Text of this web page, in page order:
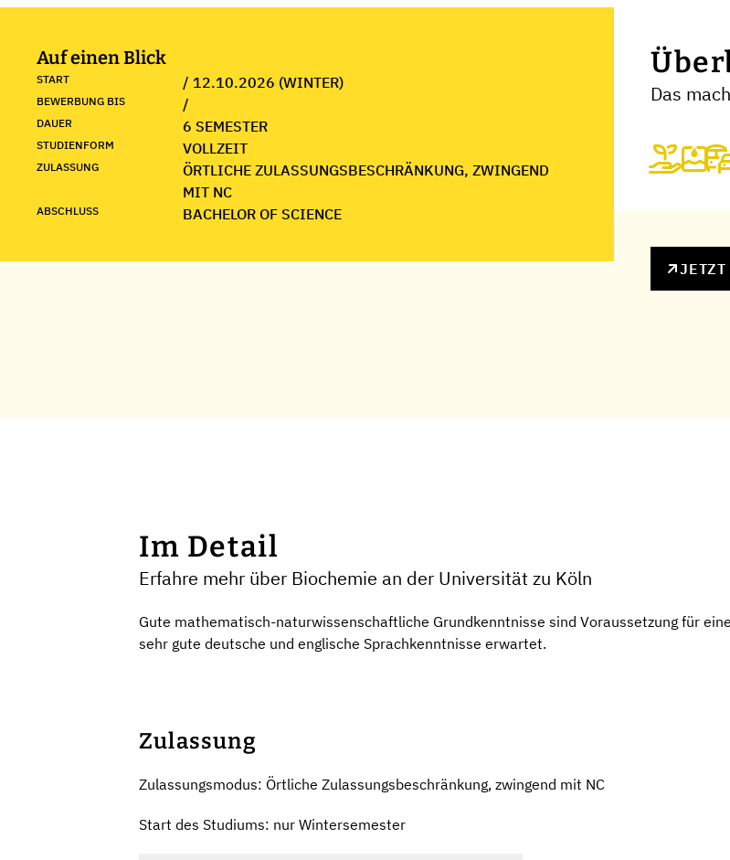
Auf einen Blick
START / 12.10.2026 (WINTER)
BEWERBUNG BIS /
DAUER 6 SEMESTER
STUDIENFORM VOLLZEIT
ZULASSUNG
ÖRTLICHE ZULASSUNGSBESCHRÄNKUNG, ZWINGEND
MIT NC
ABSCHLUSS BACHELOR OF SCIENCE
Das
JETZT
Im Detail
Erfahre mehr über Biochemie an der Universität zu Köln
Gute mathematisch-naturwissenschaftliche Grundkenntnisse sind Voraussetzung für
sehr gute deutsche und englische Sprachkenntnisse erwartet.
Zulassung
Zulassungsmodus: Örtliche Zulassungsbeschränkung, zwingend mit NC
Start des Studiums: nur Wintersemester